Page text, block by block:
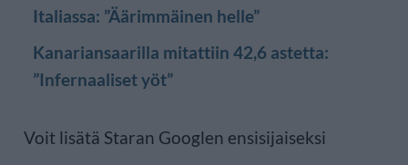
Italiassa: ”Äärimmäinen helle”
Kanariansaarilla mitattiin 42,6 astetta:
”Infernaaliset yöt”
Voit lisätä Staran Googlen ensisijaiseksi